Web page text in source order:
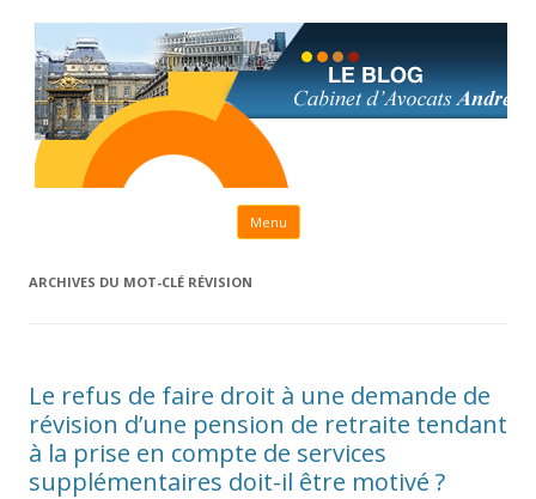
Menu Aller au contenu principal
ARCHIVES DU MOT-CLÉ RÉVISION
Le refus de faire droit à une demande de
révision d’une pension de retraite tendant
à la prise en compte de services
supplémentaires doit-il être motivé ?